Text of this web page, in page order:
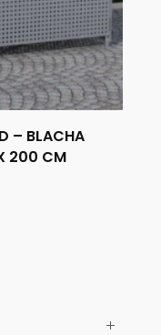
– BLACHA
200 CM